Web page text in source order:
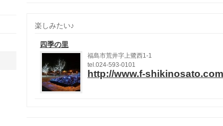
楽しみたい♪
四季の里
福島市荒井字上鷺西1-1
tel.024-593-0101
http://www.f-shikinosato.com